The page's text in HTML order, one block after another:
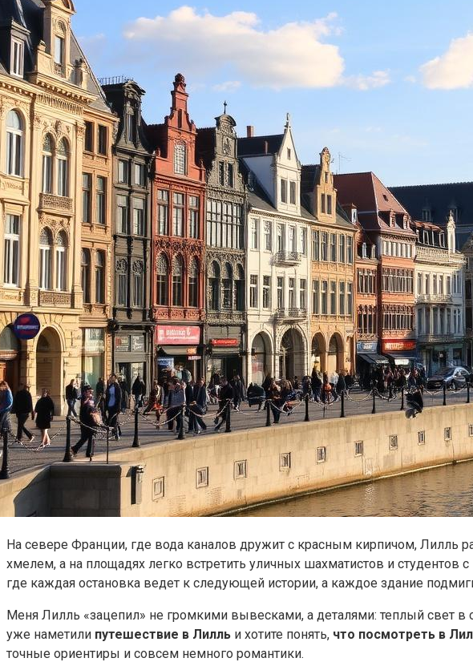
На севере Франции, где вода каналов дружит с красным кирпичом, Лилль
хмелем, а на площадях легко встретить уличных шахматистов и студентов
где каждая остановка ведет к следующей истории, а каждое здание
Меня Лилль «зацепил» не громкими вывесками, а деталями: теплый свет в
уже наметили путешествие в Лилль и хотите понять, что посмотреть в
точные ориентиры и совсем немного романтики.